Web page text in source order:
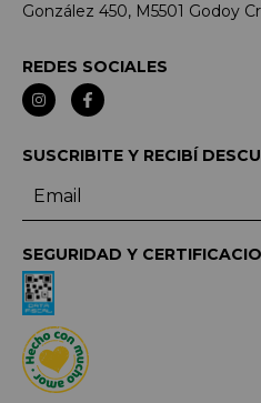
González 450, M5501 Godoy
REDES SOCIALES
SUSCRIBITE Y RECIBÍ
SEGURIDAD Y